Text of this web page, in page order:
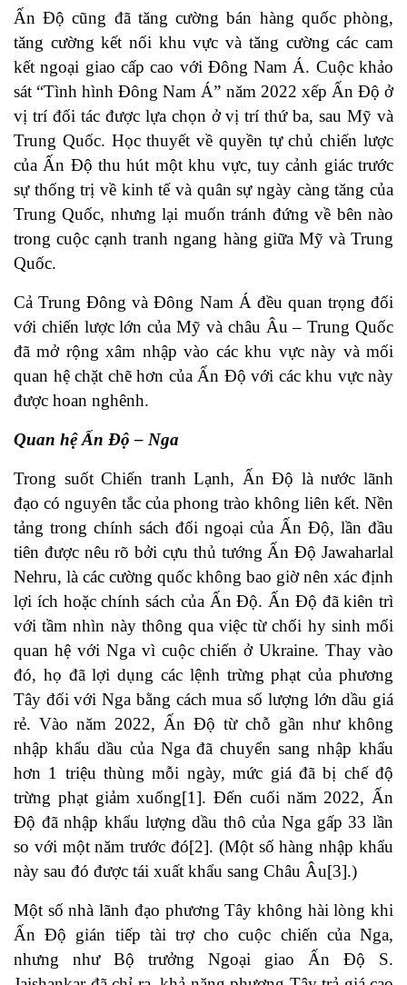
Ấn Độ cũng đã tăng cường bán hàng quốc phòng,
tăng cường kết nối khu vực và tăng cường các cam
kết ngoại giao cấp cao với Đông Nam Á. Cuộc khảo
sát “Tình hình Đông Nam Á” năm 2022 xếp Ấn Độ ở
vị trí đối tác được lựa chọn ở vị trí thứ ba, sau Mỹ và
Trung Quốc. Học thuyết về quyền tự chủ chiến lược
của Ấn Độ thu hút một khu vực, tuy cảnh giác trước
sự thống trị về kinh tế và quân sự ngày càng tăng của
Trung Quốc, nhưng lại muốn tránh đứng về bên nào
trong cuộc cạnh tranh ngang hàng giữa Mỹ và Trung
Quốc.
Cả Trung Đông và Đông Nam Á đều quan trọng đối
với chiến lược lớn của Mỹ và châu Âu – Trung Quốc
đã mở rộng xâm nhập vào các khu vực này và mối
quan hệ chặt chẽ hơn của Ấn Độ với các khu vực này
được hoan nghênh.
Quan hệ Ấn Độ – Nga
Trong suốt Chiến tranh Lạnh, Ấn Độ là nước lãnh
đạo có nguyên tắc của phong trào không liên kết. Nền
tảng trong chính sách đối ngoại của Ấn Độ, lần đầu
tiên được nêu rõ bởi cựu thủ tướng Ấn Độ Jawaharlal
Nehru, là các cường quốc không bao giờ nên xác định
lợi ích hoặc chính sách của Ấn Độ. Ấn Độ đã kiên trì
với tầm nhìn này thông qua việc từ chối hy sinh mối
quan hệ với Nga vì cuộc chiến ở Ukraine. Thay vào
đó, họ đã lợi dụng các lệnh trừng phạt của phương
Tây đối với Nga bằng cách mua số lượng lớn dầu giá
rẻ. Vào năm 2022, Ấn Độ từ chỗ gần như không
nhập khẩu dầu của Nga đã chuyển sang nhập khẩu
hơn 1 triệu thùng mỗi ngày, mức giá đã bị chế độ
trừng phạt giảm xuống[1]. Đến cuối năm 2022, Ấn
Độ đã nhập khẩu lượng dầu thô của Nga gấp 33 lần
so với một năm trước đó[2]. (Một số hàng nhập khẩu
này sau đó được tái xuất khẩu sang Châu Âu[3].)
Một số nhà lãnh đạo phương Tây không hài lòng khi
Ấn Độ gián tiếp tài trợ cho cuộc chiến của Nga,
nhưng như Bộ trưởng Ngoại giao Ấn Độ S.